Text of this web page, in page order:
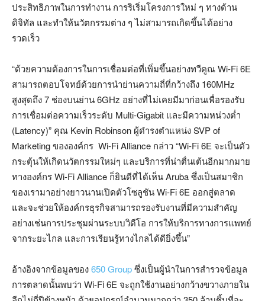
ประสิทธิภาพในการทำงาน การริเริ่มโครงการใหม่ ๆ ทางด้าน
ดิจิทัล และทำให้นวัตกรรมต่าง ๆ ไม่สามารถเกิดขึ้นได้อย่าง
รวดเร็ว
“ด้วยความต้องการในการเชื่อมต่อที่เพิ่มขึ้นอย่างทวีคูณ Wi-Fi 6E
สามารถตอบโจทย์ด้วยการนำย่านความถี่ที่กว้างถึง 160MHz
สูงสุดถึง 7 ช่องบนย่าน 6GHz อย่างที่ไม่เคยมีมาก่อนเพื่อรองรับ
การเชื่อมต่อความเร็วระดับ Multi-Gigabit และมีความหน่วงต่ำ
(Latency)” คุณ Kevin Robinson ผู้ดำรงตำแหน่ง SVP of
Marketing ขององค์กร Wi-Fi Alliance กล่าว “Wi-Fi 6E จะเป็นตัว
กระตุ้นให้เกิดนวัตกรรมใหม่ๆ และบริการที่น่าตื่นเต้นอีกมากมาย
ทางองค์กร Wi-Fi Alliance ก็ยินดีที่ได้เห็น Aruba ซึ่งเป็นสมาชิก
ของเรามาอย่างยาวนานเปิดตัวโซลูชัน Wi-Fi 6E ออกสู่ตลาด
และจะช่วยให้องค์กรธุรกิจสามารถรองรับงานที่มีความสำคัญ
อย่างเช่นการประชุมผ่านระบบวิดีโอ การให้บริการทางการแพทย์
จากระยะไกล และการเรียนรู้ทางไกลได้ดียิ่งขึ้น”
อ้างอิงจากข้อมูลของ650 Groupซึ่งเป็นผู้นำในการสำรวจข้อมูล
การตลาดนั้นพบว่า Wi-Fi 6E จะถูกใช้งานอย่างกว้างขวางภายใน